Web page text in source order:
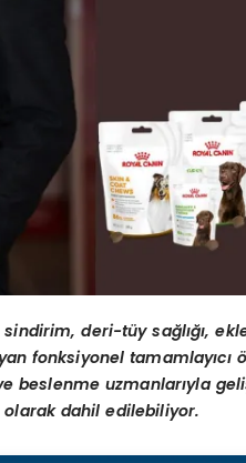
sindirim, deri-tüy sağlığı,
fonksiyonel tamamlayıcı
beslenme uzmanlarıyla
dahil edilebiliyor.